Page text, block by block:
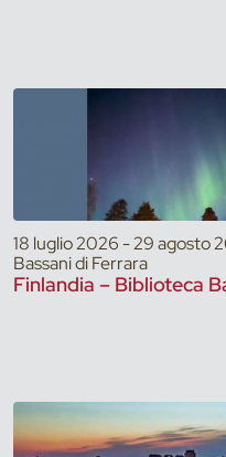
18 luglio 2026 - 29 agosto
Bassani di Ferrara
Finlandia – Biblioteca